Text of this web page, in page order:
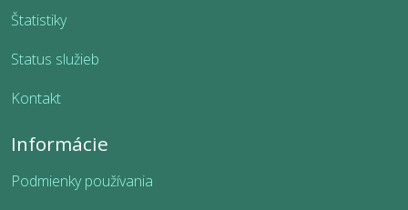
Štatistiky
Status služieb
Kontakt
Informácie
Podmienky používania